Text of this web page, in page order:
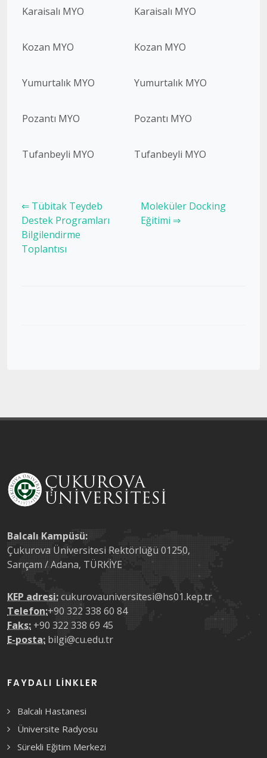
Karaisalı MYO Karaisalı MYO
Kozan MYO Kozan MYO
Yumurtalık MYO Yumurtalık MYO
Pozantı MYO Pozantı MYO
Tufanbeyli MYO Tufanbeyli MYO
⇐ Tübitak Teydeb
Destek Programları
Bilgilendirme
Toplantısı
Moleküler Docking
Eğitimi ⇒
Balcalı Kampüsü:
Çukurova Üniversitesi Rektörlüğü 01250,
Sarıçam / Adana, TÜRKİYE
KEP adresi:cukurovauniversitesi@hs01.kep.tr
Telefon:+90 322 338 60 84
Faks: +90 322 338 69 45
E-posta: bilgi@cu.edu.tr
FAYDALI LINKLER
Balcalı Hastanesi
Üniversite Radyosu
Sürekli Eğitim Merkezi